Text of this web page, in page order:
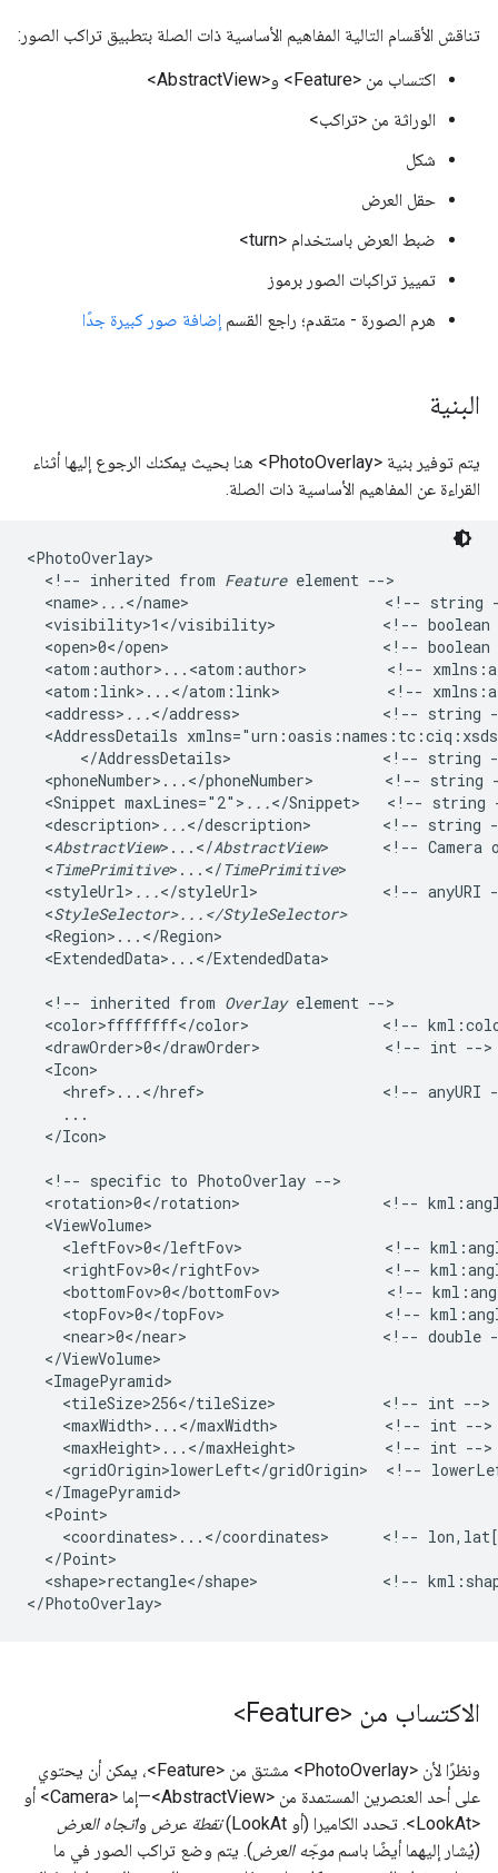
تناقش الأقسام التالية المفاهيم الأساسية ذات الصلة بتطبيق تراكب الصور:
اكتساب من <Feature> و<AbstractView>
الوراثة من <تراكب>
شكل
حقل العرض
ضبط العرض باستخدام <turn>
تمييز تراكبات الصور برموز
هرم الصورة - متقدم؛ راجع القسم إضافة صور كبيرة جدًا
البنية
يتم توفير بنية <PhotoOverlay> هنا بحيث يمكنك الرجوع إليها أثناء
القراءة عن المفاهيم الأساسية ذات الصلة.
<PhotoOverlay>
  <!-- inherited from
Feature element -->
  <name>
...</name>                      <!--
<visibility>1</visibility>            <!--
<open>0</open>                        <!-- boolean
<atom:author>...<atom:author>         <!--
<atom:link>...</atom:link>            <!--
  <address>
...</address>                <!--
<AddressDetails
</AddressDetails>                 <!--
<phoneNumber>...</phoneNumber>        <!-- string
  <Snippet maxLines="2">
...</Snippet>   <!--
  <description>
...</description>        <!--
  <
AbstractView>...</AbstractView>      <!--
  <
TimePrimitive>...</ TimePrimitive>
  <styleUrl>
...</styleUrl>              <!--
  <
StyleSelector>...</StyleSelector>
  <Region>...</Region>
  <ExtendedData>...</ExtendedData>
  <!-- inherited from
Overlay element -->
<color>ffffffff</color>               <!--
<drawOrder>0</drawOrder>              <!--
  <Icon>
<href>...</href>                    <!-- anyURI
    ...
  </Icon>
  <!-- specific to PhotoOverlay -->
<rotation>0</rotation>                <!--
  <ViewVolume>
<leftFov>0</leftFov>                <!--
<rightFov>0</rightFov>              <!--
<bottomFov>0</bottomFov>            <!--
<topFov>0</topFov>                  <!--
<near>0</near>                      <!-- double
  </ViewVolume>
  <ImagePyramid>
    <tileSize>256</tileSize>            <!-- int -->
    <maxWidth>...</maxWidth>            <!-- int -->
    <maxHeight>...</maxHeight>          <!-- int -->
<gridOrigin>lowerLeft</gridOrigin>  <!--
  </ImagePyramid>
  <Point>
<coordinates>...</coordinates>      <!--
  </Point>
<shape>rectangle</shape>              <!--
الاكتساب من <Feature>
ونظرًا لأن <PhotoOverlay> مشتق من <Feature>، يمكن أن يحتوي
على أحد العنصرين المستمدة من <AbstractView>—إما <Camera> أو
<LookAt>. تحدد الكاميرا (أو LookAt)
نقطة عرض واتجاه العرض
(يُشار إليهما أيضًا باسم موجّه العرض). يتم وضع تراكب الصور في ما